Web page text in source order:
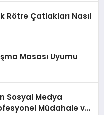
Rötre Çatlakları Nasıl
Masası Uyumu
Sosyal Medya
Müdahale ve